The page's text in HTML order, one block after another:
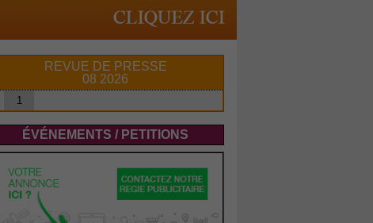
REVUE DE PRESSE
08 2026
1
ÉVÉNEMENTS / PETITIONS